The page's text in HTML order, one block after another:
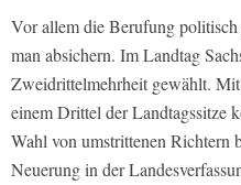
Vor allem die Berufung
man absichern. Im Landtag
Zweidrittelmehrheit gewählt.
einem Drittel der Landtagssitze
Wahl von umstrittenen Richtern
Neuerung in der